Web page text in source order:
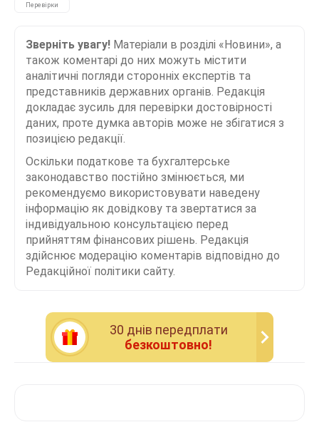
Перевірки
Зверніть увагу! Матеріали в розділі «Новини», а
також коментарі до них можуть містити
аналітичні погляди сторонніх експертів та
представників державних органів. Редакція
докладає зусиль для перевірки достовірності
даних, проте думка авторів може не збігатися з
позицією редакції.
Оскільки податкове та бухгалтерське
законодавство постійно змінюється, ми
рекомендуємо використовувати наведену
інформацію як довідкову та звертатися за
індивідуальною консультацією перед
прийняттям фінансових рішень. Редакція
здійснює модерацію коментарів відповідно до
Редакційної політики сайту.
30 днiв передплати
безкоштовно!